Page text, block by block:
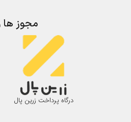
مجوز ها
درگاه پرداخت زرین پال